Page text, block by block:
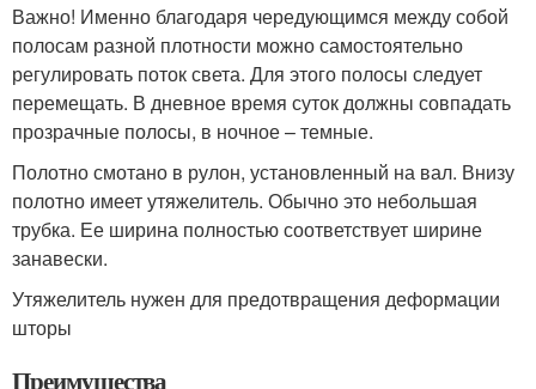
Важно! Именно благодаря чередующимся между собой
полосам разной плотности можно самостоятельно
регулировать поток света. Для этого полосы следует
перемещать. В дневное время суток должны совпадать
прозрачные полосы, в ночное – темные.
Полотно смотано в рулон, установленный на вал. Внизу
полотно имеет утяжелитель. Обычно это небольшая
трубка. Ее ширина полностью соответствует ширине
занавески.
Утяжелитель нужен для предотвращения деформации
шторы
Преимущества